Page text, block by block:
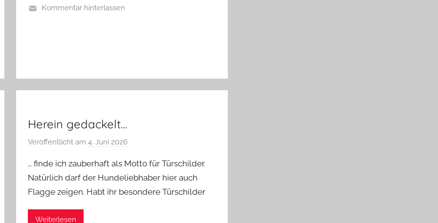
Kommentar hinterlassen
Herein gedackelt…
Veröffentlicht am4. Juni 2026
n
G
l
… finde ich zauberhaft als Motto für Türschilder.
Natürlich darf der Hundeliebhaber hier auch
Flagge zeigen. Habt ihr besondere Türschilder
Weiterlesen